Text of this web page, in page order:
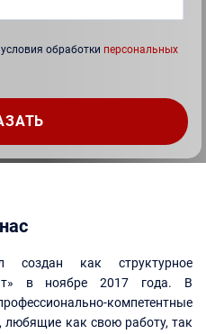
обработки персональных
как структурное
в ноябре 2017 года. В
компетентные
любящие как свою работу, так